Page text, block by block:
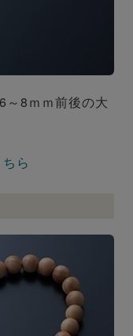
～8ｍｍ前後の大
ら